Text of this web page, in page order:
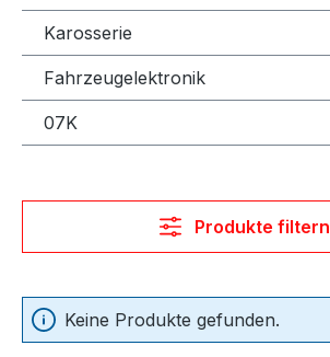
Karosserie
Fahrzeugelektronik
07K
Produkte filtern
Keine Produkte gefunden.